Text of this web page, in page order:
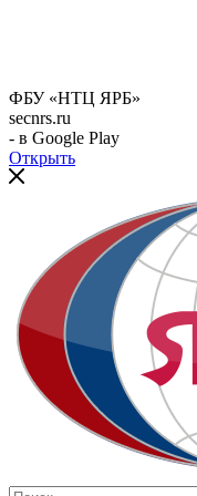
ФБУ «НТЦ ЯРБ»
secnrs.ru
- в Google Play
Открыть